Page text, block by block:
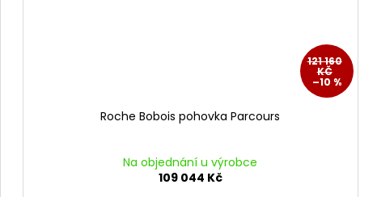
121 160
KČ
–10 %
Roche Bobois pohovka Parcours
Na objednání u výrobce
109 044 Kč